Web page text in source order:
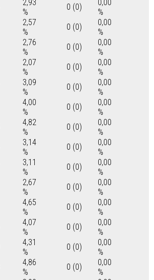
2,93
%
0 (0)
0,00
%
2,57
%
0 (0)
0,00
%
2,76
%
0 (0)
0,00
%
2,07
%
0 (0)
0,00
%
3,09
%
0 (0)
0,00
%
4,00
%
0 (0)
0,00
%
4,82
%
0 (0)
0,00
%
3,14
%
0 (0)
0,00
%
3,11
%
0 (0)
0,00
%
2,67
%
0 (0)
0,00
%
4,65
%
0 (0)
0,00
%
4,07
%
0 (0)
0,00
%
4,31
%
0 (0)
0,00
%
4,86
%
0 (0)
0,00
%